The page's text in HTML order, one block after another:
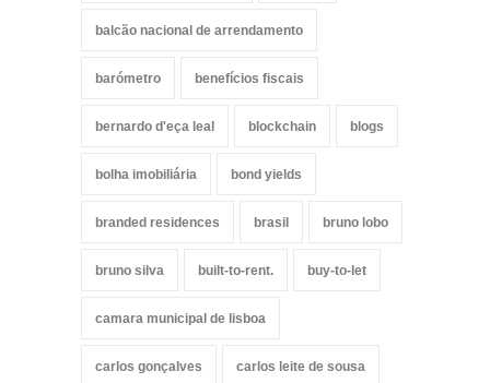
balcão nacional de arrendamento
barómetro benefícios fiscais
bernardo d'eça leal blockchain blogs
bolha imobiliária bond yields
branded residences brasil bruno lobo
bruno silva built-to-rent. buy-to-let
camara municipal de lisboa
carlos gonçalves carlos leite de sousa